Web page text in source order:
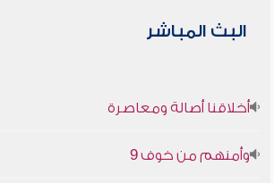
البث المباشر
أخلاقنا أصالة ومعاصرة
وأمنهم من خوف 9